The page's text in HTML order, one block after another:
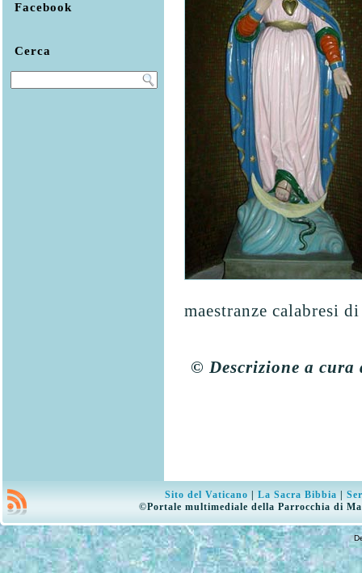
Facebook
Cerca
maestranze calabresi
© Descrizione a
Sito del Vaticano La Sacra Bibbia
©Portale multimediale della Parrocchia di